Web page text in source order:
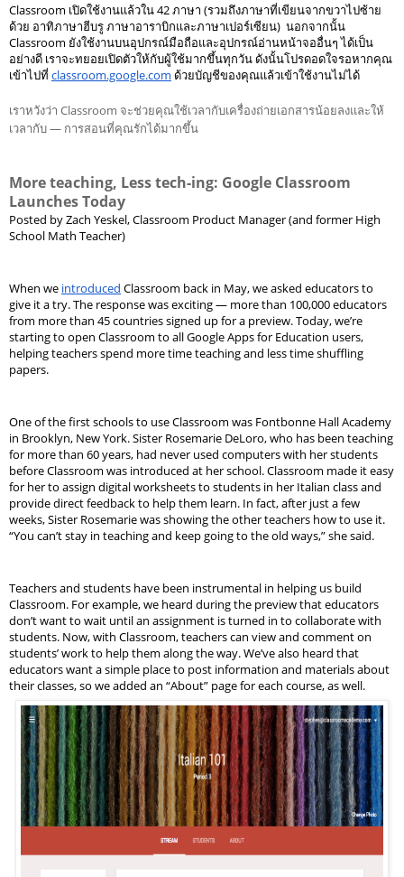
Classroom เปิดใช้งานแล้วใน 42 ภาษา (รวมถึงภาษาที่เขียนจากขวาไปซ้าย
ด้วย อาทิภาษาฮีบรู ภาษาอาราบิกและภาษาเปอร์เซียน)  นอกจากนั้น
Classroom ยังใช้งานบนอุปกรณ์มือถือและอุปกรณ์อ่านหน้าจออื่นๆ ได้เป็น
อย่างดี เราจะทยอยเปิดตัวให้กับผู้ใช้มากขึ้นทุกวัน ดังนั้นโปรดอดใจรอหากคุณ
เข้าไปที่ classroom.google.com ด้วยบัญชีของคุณแล้วเข้าใช้งานไม่ได้
เราหวังว่า Classroom จะช่วยคุณใช้เวลากับเครื่องถ่ายเอกสารน้อยลงและให้
เวลากับ — การสอนที่คุณรักได้มากขึ้น
More teaching, Less tech-ing: Google Classroom
Launches Today
Posted by Zach Yeskel, Classroom Product Manager (and former High
School Math Teacher)
When we introduced Classroom back in May, we asked educators to
give it a try. The response was exciting — more than 100,000 educators
from more than 45 countries signed up for a preview. Today, we’re
starting to open Classroom to all Google Apps for Education users,
helping teachers spend more time teaching and less time shuffling
papers.
One of the first schools to use Classroom was Fontbonne Hall Academy
in Brooklyn, New York. Sister Rosemarie DeLoro, who has been teaching
for more than 60 years, had never used computers with her students
before Classroom was introduced at her school. Classroom made it easy
for her to assign digital worksheets to students in her Italian class and
provide direct feedback to help them learn. In fact, after just a few
weeks, Sister Rosemarie was showing the other teachers how to use it.
“You can’t stay in teaching and keep going to the old ways,” she said.
Teachers and students have been instrumental in helping us build
Classroom. For example, we heard during the preview that educators
don’t want to wait until an assignment is turned in to collaborate with
students. Now, with Classroom, teachers can view and comment on
students’ work to help them along the way. We’ve also heard that
educators want a simple place to post information and materials about
their classes, so we added an “About” page for each course, as well.